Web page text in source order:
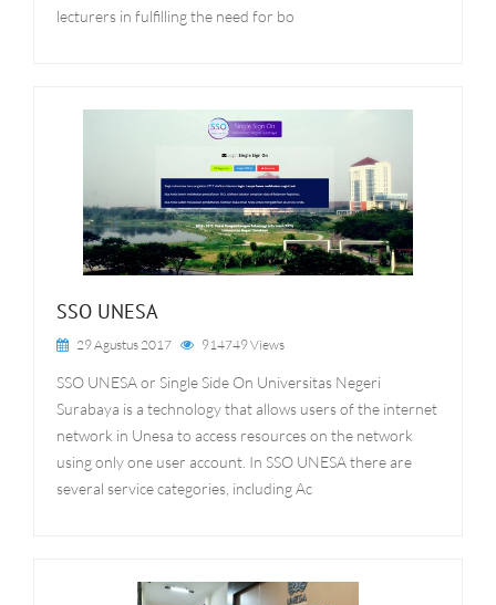
lecturers in fulfilling the need for bo
SSO UNESA
29 Agustus 2017 914749 Views
SSO UNESA or Single Side On Universitas Negeri
Surabaya is a technology that allows users of the internet
network in Unesa to access resources on the network
using only one user account. In SSO UNESA there are
several service categories, including Ac